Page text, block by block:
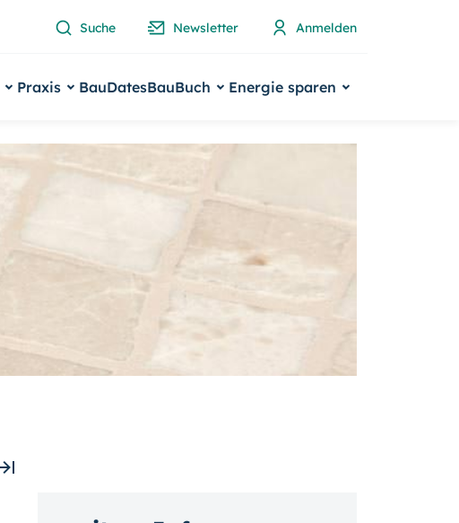
Suche Newsletter Anmelden
Praxis BauDatesBauBuch Energie sparen